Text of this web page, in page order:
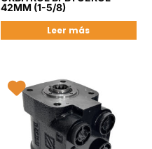
42MM (1-5/8)
Leer más